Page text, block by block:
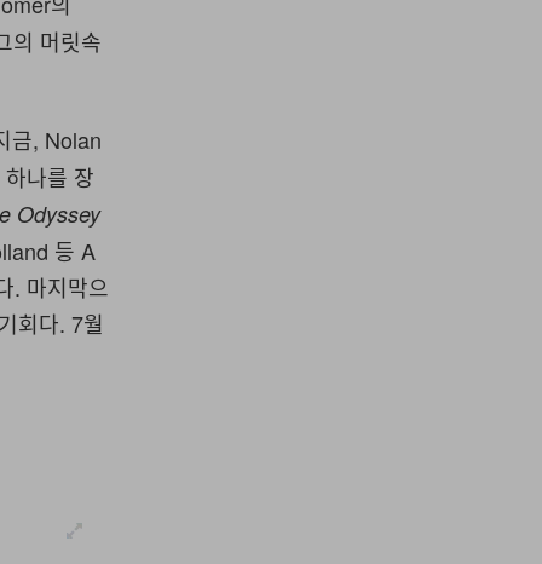
의 머릿속
금, Nolan
나를 장
Odyssey
등 A
. 마지막으
회다. 7월